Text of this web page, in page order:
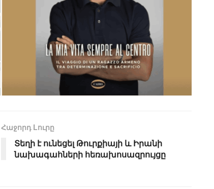
Հաջորդ Lուրը
Տեղի է ունեցել Թուրքիայի և Իրանի
նախագահների հեռախոսազրույցը